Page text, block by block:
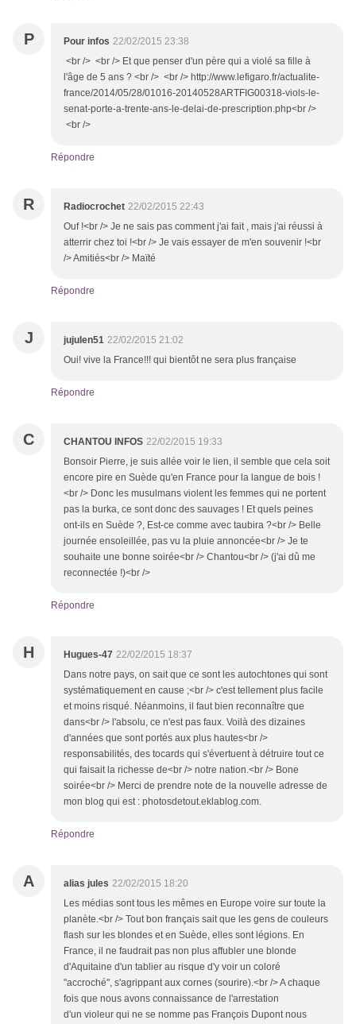
P Pour infos 22/02/2015 23:38
<br /> <br /> Et que penser d'un père qui a violé sa fille à
l'âge de 5 ans ? <br /> <br /> http://www.lefigaro.fr/actualite-
france/2014/05/28/01016-20140528ARTFIG00318-viols-le-
senat-porte-a-trente-ans-le-delai-de-prescription.php<br />
<br />
Répondre
R Radiocrochet 22/02/2015 22:43
Ouf !<br /> Je ne sais pas comment j'ai fait , mais j'ai réussi à
atterrir chez toi !<br /> Je vais essayer de m'en souvenir !<br
/> Amitiés<br /> Maïté
Répondre
J jujulen51 22/02/2015 21:02
Oui! vive la France!!! qui bientôt ne sera plus française
Répondre
C CHANTOU INFOS 22/02/2015 19:33
Bonsoir Pierre, je suis allée voir le lien, il semble que cela soit
encore pire en Suède qu'en France pour la langue de bois !
<br /> Donc les musulmans violent les femmes qui ne portent
pas la burka, ce sont donc des sauvages ! Et quels peines
ont-ils en Suède ?, Est-ce comme avec taubira ?<br /> Belle
journée ensoleillée, pas vu la pluie annoncée<br /> Je te
souhaite une bonne soirée<br /> Chantou<br /> (j'ai dû me
reconnectée !)<br />
Répondre
H Hugues-47 22/02/2015 18:37
Dans notre pays, on sait que ce sont les autochtones qui sont
systématiquement en cause ;<br /> c'est tellement plus facile
et moins risqué. Néanmoins, il faut bien reconnaître que
dans<br /> l'absolu, ce n'est pas faux. Voilà des dizaines
d'années que sont portés aux plus hautes<br />
responsabilités, des tocards qui s'évertuent à détruire tout ce
qui faisait la richesse de<br /> notre nation.<br /> Bone
soirée<br /> Merci de prendre note de la nouvelle adresse de
mon blog qui est : photosdetout.eklablog.com.
Répondre
A alias jules 22/02/2015 18:20
Les médias sont tous les mêmes en Europe voire sur toute la
planète.<br /> Tout bon français sait que les gens de couleurs
flash sur les blondes et en Suède, elles sont légions. En
France, il ne faudrait pas non plus affubler une blonde
d'Aquitaine d'un tablier au risque d'y voir un coloré
"accroché", s'agrippant aux cornes (sourire).<br /> A chaque
fois que nous avons connaissance de l'arrestation
d'un violeur qui ne se nomme pas François Dupont nous